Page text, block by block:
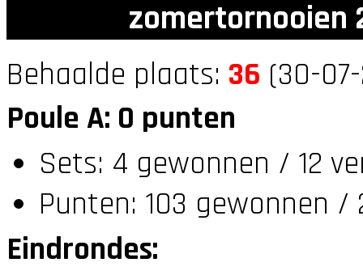
zomertornooien
Behaalde plaats: 36 (30-
Poule A: 0 punten
Sets: 4 gewonnen / 12
Punten: 103 gewonnen /
Eindrondes: